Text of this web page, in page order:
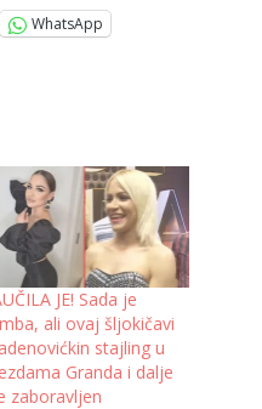
WhatsApp
JE! Sada je
ali ovaj šljokičavi
stajling u
Granda i dalje
zaboravljen